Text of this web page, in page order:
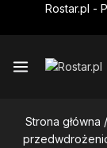
Rostar.pl -
Strona główna /